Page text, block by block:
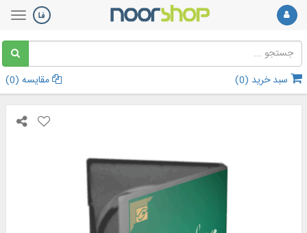
سبد خرید (0
) مقایسه (0
)